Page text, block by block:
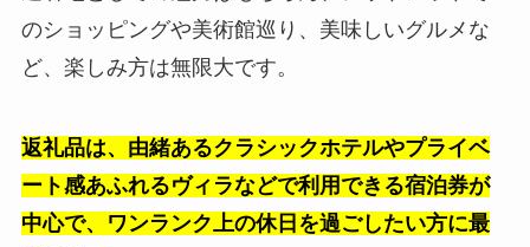
のショッピングや美術館巡り、美味しいグルメな
ど、楽しみ方は無限大です。
返礼品は、由緒あるクラシックホテルやプライベ
ート感あふれるヴィラなどで利用できる宿泊券が
中心で、ワンランク上の休日を過ごしたい方に最